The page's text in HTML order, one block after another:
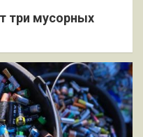
три мусорных